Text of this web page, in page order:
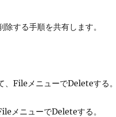
する手順を共有します。
、FileメニューでDeleteする。
メニューでDeleteする。